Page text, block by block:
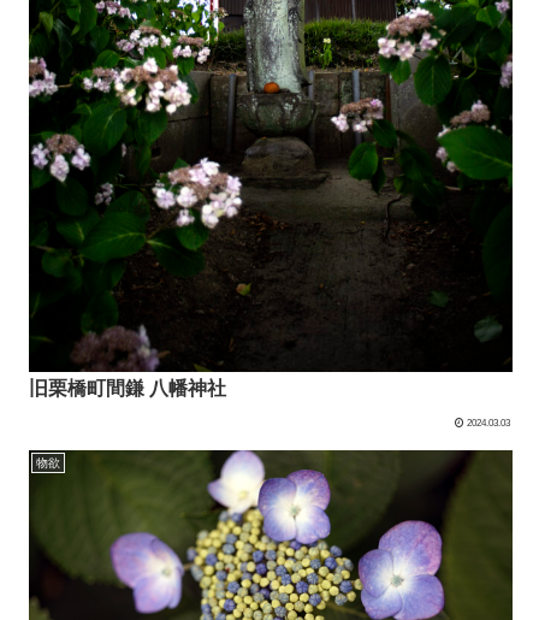
旧栗橋町間鎌 八幡神社
2024.03.03
物欲